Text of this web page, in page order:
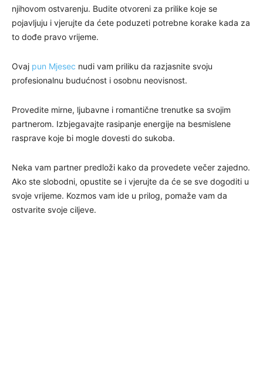
njihovom ostvarenju. Budite otvoreni za prilike koje se
pojavljuju i vjerujte da ćete poduzeti potrebne korake kada za
to dođe pravo vrijeme.
Ovaj pun Mjesec nudi vam priliku da razjasnite svoju
profesionalnu budućnost i osobnu neovisnost.
Provedite mirne, ljubavne i romantične trenutke sa svojim
partnerom. Izbjegavajte rasipanje energije na besmislene
rasprave koje bi mogle dovesti do sukoba.
Neka vam partner predloži kako da provedete večer zajedno.
Ako ste slobodni, opustite se i vjerujte da će se sve dogoditi u
svoje vrijeme. Kozmos vam ide u prilog, pomaže vam da
ostvarite svoje ciljeve.